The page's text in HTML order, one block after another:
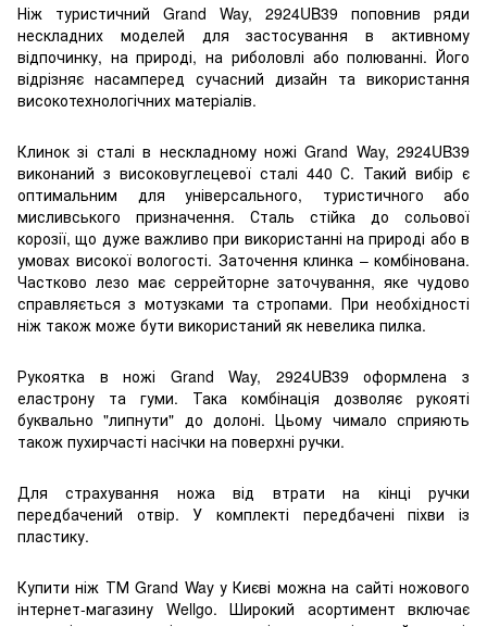
Ніж туристичний Grand Way, 2924UB39 поповнив ряди
нескладних моделей для застосування в активному
відпочинку, на природі, на риболовлі або полюванні. Його
відрізняє насамперед сучасний дизайн та використання
високотехнологічних матеріалів.
Клинок зі сталі в нескладному ножі Grand Way, 2924UB39
виконаний з високовуглецевої сталі 440 С. Такий вибір є
оптимальним для універсального, туристичного або
мисливського призначення. Сталь стійка до сольової
корозії, що дуже важливо при використанні на природі або в
умовах високої вологості. Заточення клинка – комбінована.
Частково лезо має серрейторне заточування, яке чудово
справляється з мотузками та стропами. При необхідності
ніж також може бути використаний як невелика пилка.
Рукоятка в ножі Grand Way, 2924UB39 оформлена з
еластрону та гуми. Така комбінація дозволяє рукояті
буквально "липнути" до долоні. Цьому чимало сприяють
також пухирчасті насічки на поверхні ручки.
Для страхування ножа від втрати на кінці ручки
передбачений отвір. У комплекті передбачені піхви із
пластику.
Купити ніж ТМ Grand Way у Києві можна на сайті ножового
інтернет-магазину Wellgo. Широкий асортимент включає